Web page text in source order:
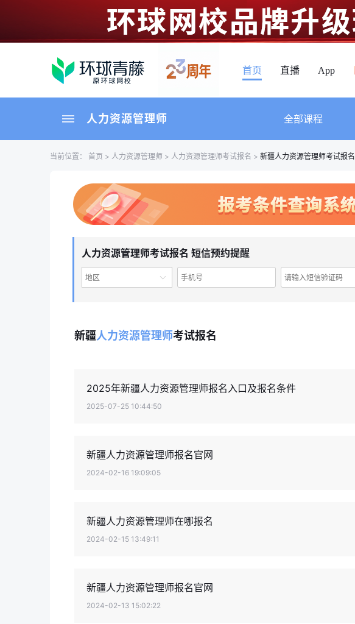
首页 直播 App
人力资源管理师 全部课程
当前位置： 首页 > 人力资源管理师 > 人力资源管理师考试报名 > 新疆人力资源管理师考试报名
人力资源管理师考试报名 短信预约提醒
地区
新疆人力资源管理师考试报名
2025年新疆人力资源管理师报名入口及报名条件
2025-07-25 10:44:50
新疆人力资源管理师报名官网
2024-02-16 19:09:05
新疆人力资源管理师在哪报名
2024-02-15 13:49:11
新疆人力资源管理师报名官网
2024-02-13 15:02:22